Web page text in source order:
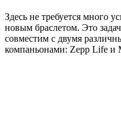
Здесь не требуется много
новым браслетом. Это
совместим с двумя
компаньонами: Zepp Life и